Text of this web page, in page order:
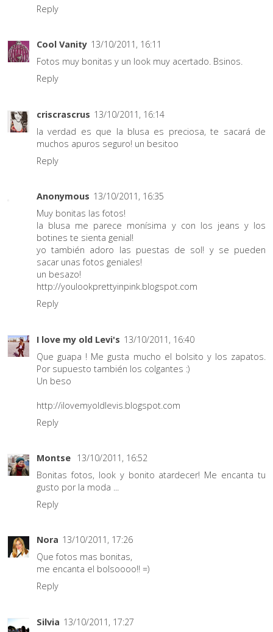
Reply
Cool Vanity 13/10/2011, 16:11
Fotos muy bonitas y un look muy acertado. Bsinos.
Reply
criscrascrus 13/10/2011, 16:14
la verdad es que la blusa es preciosa, te sacará de
muchos apuros seguro! un besitoo
Reply
Anonymous 13/10/2011, 16:35
Muy bonitas las fotos!
la blusa me parece monísima y con los jeans y los
botines te sienta genial!
yo también adoro las puestas de sol! y se pueden
sacar unas fotos geniales!
un besazo!
http://youlookprettyinpink.blogspot.com
Reply
I love my old Levi's 13/10/2011, 16:40
Que guapa ! Me gusta mucho el bolsito y los zapatos.
Por supuesto también los colgantes :)
Un beso
http://ilovemyoldlevis.blogspot.com
Reply
Montse 13/10/2011, 16:52
Bonitas fotos, look y bonito atardecer! Me encanta tu
gusto por la moda ...
Reply
Nora 13/10/2011, 17:26
Que fotos mas bonitas,
me encanta el bolsoooo!! =)
Reply
Silvia 13/10/2011, 17:27